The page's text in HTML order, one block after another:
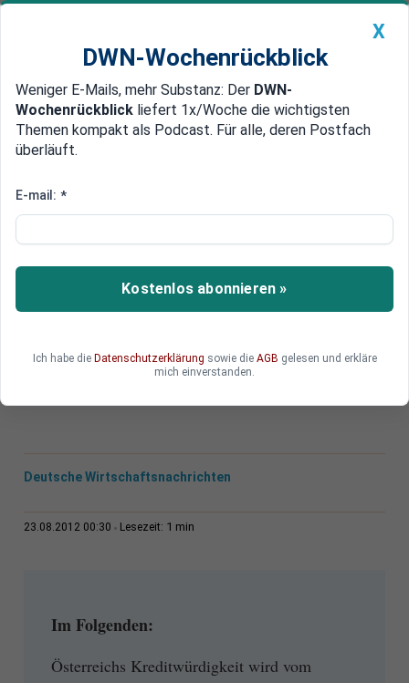
Newsticker MEIN DWN: Geldanlage Premium
Edelmetalle DWN-Magazin China
Banken haben 110 Milliarden Euro Auslagen in Osteuropa
Österreich: Osteuropa-
Engagement gefährdet
Kreditwürdigkeit
Österreichs Banken sind zu einseitig aufgestellt:
und periphere Eurostaaten. Dies könnte
Österreich sein letztes Triple-A bei der
Deutsche Wirtschaftsnachrichten
23.08.2012 00:30 Lesezeit: 1 min
Im Folgenden:
Österreichs Kreditwürdigkeit wird vom
X
DWN-Wochenrückblick
Weniger E-Mails, mehr Substanz: Der DWN-
Wochenrückblick liefert 1x/Woche die wichtigsten
Themen kompakt als Podcast. Für alle, deren Postfach
überläuft.
E-mail: *
Kostenlos abonnieren »
Ich habe die Datenschutzerklärung sowie die AGB gelesen und erkläre
mich einverstanden.